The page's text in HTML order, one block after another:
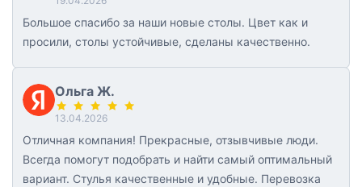
Большое спасибо за наши новые столы. Цвет как и
просили, столы устойчивые, сделаны качественно.
Ольга Ж.
13.04.2026
Отличная компания! Прекрасные, отзывчивые люди.
Всегда помогут подобрать и найти самый оптимальный
вариант. Стулья качественные и удобные. Перевозка